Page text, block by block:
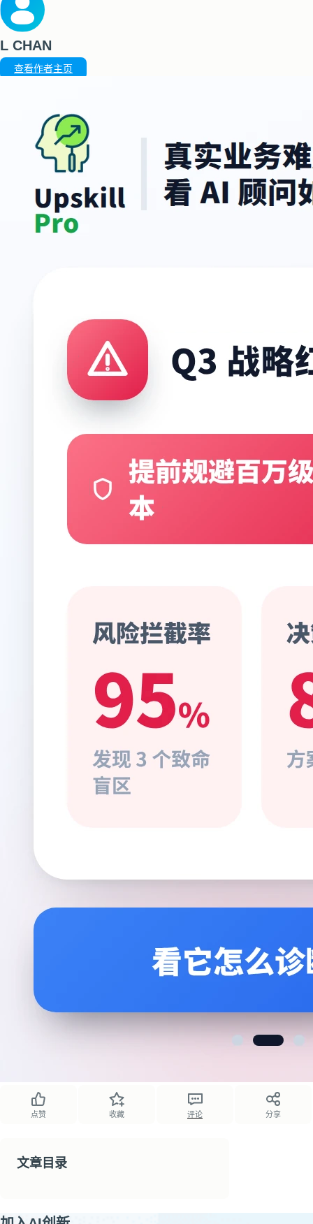
L CHAN
查看作者主页
点赞 收藏 评论 分享
文章目录